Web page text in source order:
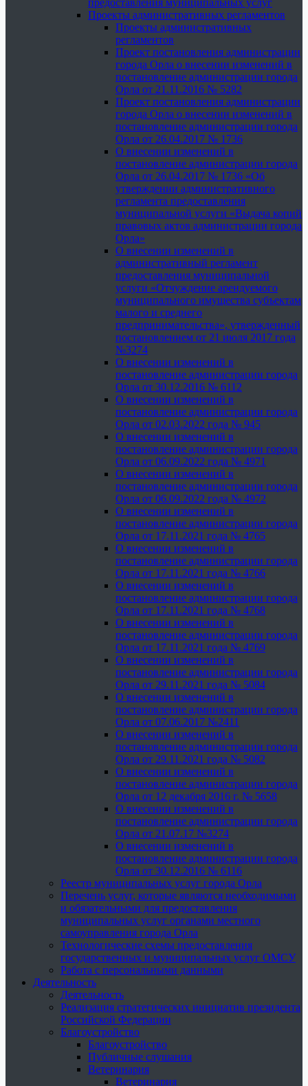
предоставления муниципальных услуг
Проекты административных регламентов
Проекты административных
регламентов
Проект постановления администрации
города Орла о внесении изменений в
постановление администрации города
Орла от 21.11.2016 № 5282
Проект постановления администрации
города Орла о внесении изменений в
постановление администрации города
Орла от 26.04.2017 № 1736
О внесении изменений в
постановление администрации города
Орла от 26.04.2017 № 1736 «Об
утверждении административного
регламента предоставления
муниципальной услуги «Выдача копий
правовых актов администрации города
Орла»
О внесении изменений в
административный регламент
предоставления муниципальной
услуги «Отчуждение арендуемого
муниципального имущества субъектам
малого и среднего
предпринимательства», утвержденный
постановлением от 21 июля 2017 года
№3274
О внесении изменений в
постановление администрации города
Орла от 30.12.2016 № 6112
О внесении изменений в
постановление администрации города
Орла от 02.03.2022 года № 945
О внесении изменений в
постановление администрации города
Орла от 06.09.2022 года № 4971
О внесении изменений в
постановление администрации города
Орла от 06.09.2022 года № 4972
О внесении изменений в
постановление администрации города
Орла от 17.11.2021 года № 4765
О внесении изменений в
постановление администрации города
Орла от 17.11.2021 года № 4766
О внесении изменений в
постановление администрации города
Орла от 17.11.2021 года № 4768
О внесении изменений в
постановление администрации города
Орла от 17.11.2021 года № 4769
О внесении изменений в
постановление администрации города
Орла от 29.11.2021 года № 5084
О внесении изменений в
постановление администрации города
Орла от 07.06.2017 №2411
О внесении изменений в
постановление администрации города
Орла от 29.11.2021 года № 5082
О внесении изменений в
постановление администрации города
Орла от 12 декабря 2016 г. № 5658
О внесении изменений в
постановление администрации города
Орла от 21.07.17 №3274
О внесении изменений в
постановление администрации города
Орла от 30.12.2016 № 6116
Реестр муниципальных услуг города Орла
Перечень услуг, которые являются необходимыми
и обязательными для предоставления
муниципальных услуг органами местного
самоуправления города Орла
Технологические схемы предоставления
государственных и муниципальных услуг ОМСУ
Работа с персональными данными
Деятельность
Деятельность
Реализация стратегических инициатив президента
Российской Федерации
Благоустройство
Благоустройство
Публичные слушания
Ветеринария
Ветеринария